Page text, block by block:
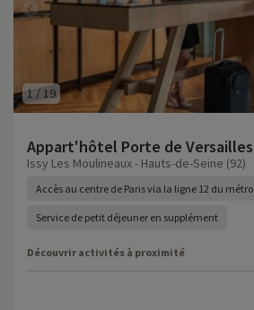
1/ 19
Appart'hôtel Porte de Versailles
Issy Les Moulineaux - Hauts-de-Seine (92)
Accès au centre de Paris via la ligne 12 du métro
Service de petit déjeuner en supplément
Découvrir activités à proximité